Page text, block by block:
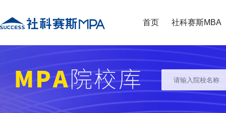
首页 社科赛斯MBA